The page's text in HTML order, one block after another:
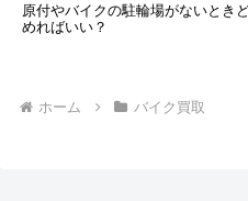
原付やバイクの駐輪場がないとき
めればいい？
ホーム バイク買取